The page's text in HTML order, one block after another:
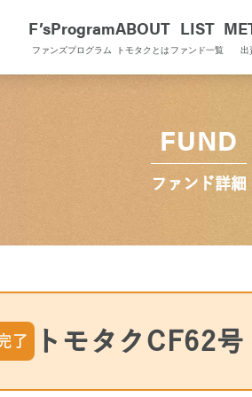
F’sProgram
ファンズプログラム
ABOUT
トモタクとは
LIST
ファンド一覧 出
FUND
ファンド詳細
了 トモタクCF62